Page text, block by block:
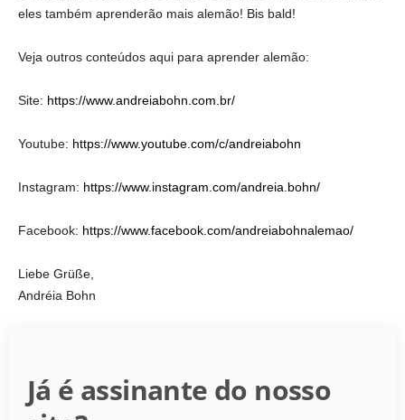
eles também aprenderão mais alemão! Bis bald!
Veja outros conteúdos aqui para aprender alemão:
Site: https://www.andreiabohn.com.br/
Youtube: https://www.youtube.com/c/andreiabohn
Instagram: https://www.instagram.com/andreia.bohn/
Facebook: https://www.facebook.com/andreiabohnalemao/
Liebe Grüße,
Andréia Bohn
Já é assinante do nosso